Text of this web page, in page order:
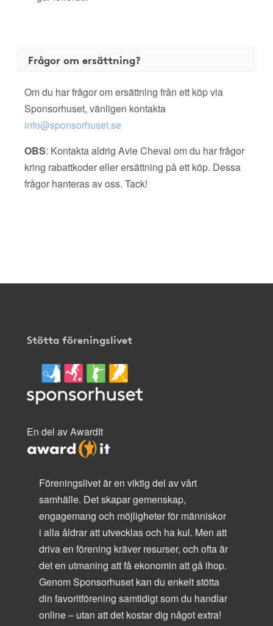
Frågor om ersättning?
Om du har frågor om ersättning från ett köp via
Sponsorhuset, vänligen kontakta
info@sponsorhuset.se
OBS: Kontakta aldrig Avie Cheval om du har frågor
kring rabattkoder eller ersättning på ett köp. Dessa
frågor hanteras av oss. Tack!
Stötta föreningslivet
En del av AwardIt
Föreningslivet är en viktig del av vårt
samhälle. Det skapar gemenskap,
engagemang och möjligheter för människor
i alla åldrar att utvecklas och ha kul. Men att
driva en förening kräver resurser, och ofta är
det en utmaning att få ekonomin att gå ihop.
Genom Sponsorhuset kan du enkelt stötta
din favoritförening samtidigt som du handlar
online – utan att det kostar dig något extra!